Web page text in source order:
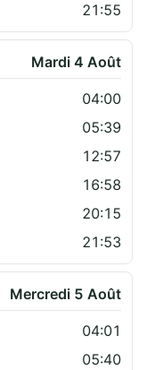
21:55
Mardi 4 Août
04:00
05:39
12:57
16:58
20:15
21:53
Mercredi 5 Août
04:01
05:40